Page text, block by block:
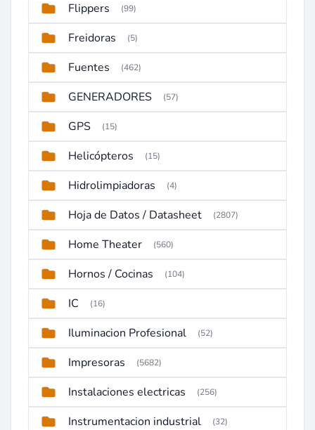
Flippers (99)
Freidoras (5)
Fuentes (462)
GENERADORES (57)
GPS (15)
Helicópteros (15)
Hidrolimpiadoras (4)
Hoja de Datos / Datasheet (2807)
Home Theater (560)
Hornos / Cocinas (104)
IC (16)
Iluminacion Profesional (52)
Impresoras (5682)
Instalaciones electricas (256)
Instrumentacion industrial (32)